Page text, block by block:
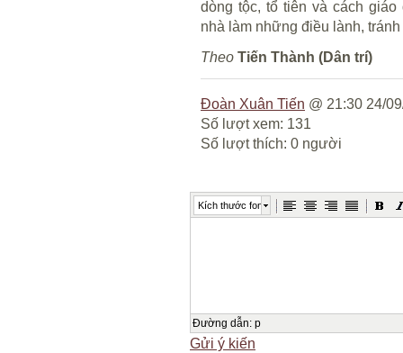
dòng tộc, tổ tiên và cách
nhà làm những điều lành,
Theo Tiến Thành (Dân trí)
Đoàn Xuân Tiến @ 21:30 24/
Số lượt xem: 131
Số lượt thích: 0 người
Kích thước font
Đường dẫn: p
Gửi ý kiến